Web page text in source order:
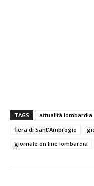
TAGS attualità lombardia
fiera di Sant'Ambrogio
giornale on line lombardia